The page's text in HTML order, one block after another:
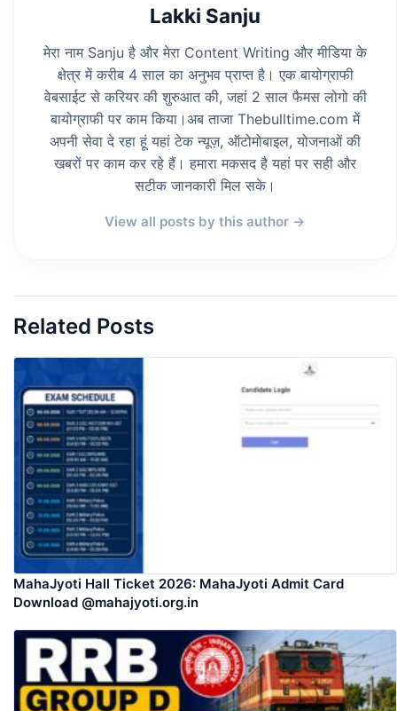
Lakki Sanju
मेरा नाम Sanju है और मेरा Content Writing और मीडिया के
क्षेत्र में करीब 4 साल का अनुभव प्राप्त है। एक बायोग्राफी
वेबसाईट से करियर की शुरुआत की, जहां 2 साल फैमस लोगो की
बायोग्राफी पर काम किया।अब ताजा Thebulltime.com में
अपनी सेवा दे रहा हूं यहां टेक न्यूज़, ऑटोमोबाइल, योजनाओं की
खबरों पर काम कर रहे हैं। हमारा मकसद है यहां पर सही और
सटीक जानकारी मिल सके।
View all posts by this author →
Related Posts
MahaJyoti Hall Ticket 2026: MahaJyoti Admit Card
Download @mahajyoti.org.in